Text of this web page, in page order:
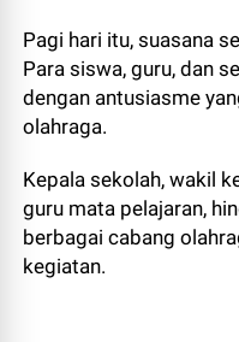
Pagi hari itu, suasana
Para siswa, guru, dan
dengan antusiasme
olahraga.
Kepala sekolah, wakil
guru mata pelajaran,
berbagai cabang
kegiatan.